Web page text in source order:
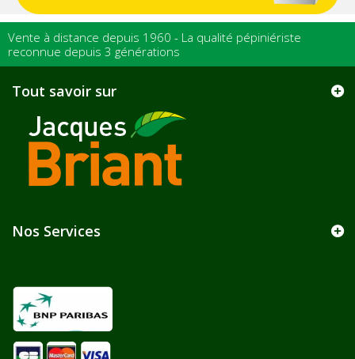
Vente à distance depuis 1960 - La qualité pépiniériste
reconnue depuis 3 générations
Tout savoir sur
Nos Services